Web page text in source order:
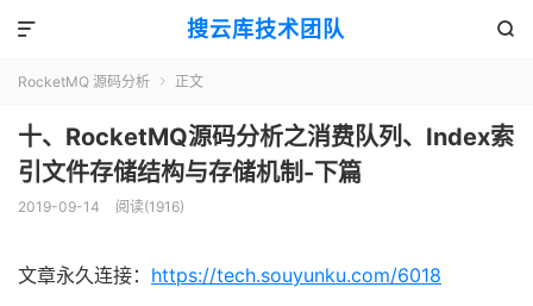
搜云库技术团队 

RocketMQ 源码分析  正文
十、RocketMQ源码分析之消费队列、Index索
引文件存储结构与存储机制-下篇
2019-09-14 阅读(1916)
文章永久连接： https://tech.souyunku.com/6018